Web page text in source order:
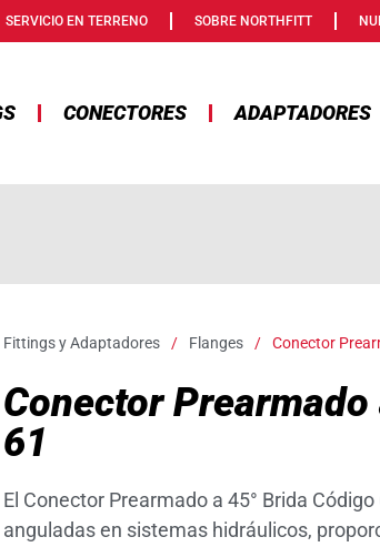
SERVICIO EN TERRENO SOBRE NORTHFITT
CONECTORES ADAPTADORES
Fittings y Adaptadores / Flanges / Conector
Conector
61
El Conector Prearmado a 45° Brida
anguladas en sistemas hidráulicos,